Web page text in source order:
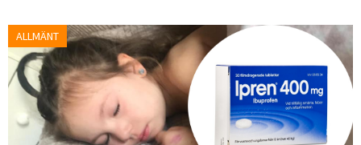
ALLMÄNT